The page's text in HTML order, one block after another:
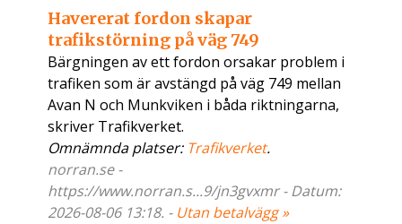
Havererat fordon skapar
trafikstörning på väg 749
Bärgningen av ett fordon orsakar problem i
trafiken som är avstängd på väg 749 mellan
Avan N och Munkviken i båda riktningarna,
skriver Trafikverket.
Omnämnda platser: Trafikverket.
norran.se -
https://www.norran.s...9/jn3gvxmr - Datum:
2026-08-06 13:18. - Utan betalvägg »